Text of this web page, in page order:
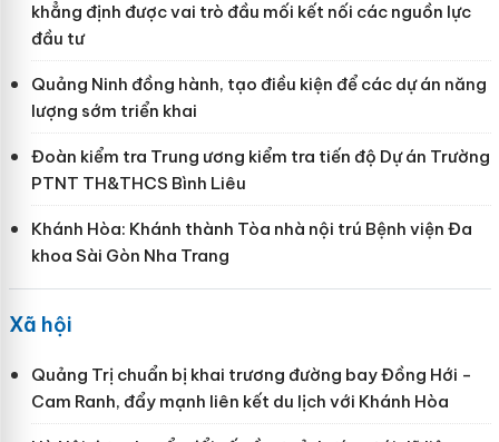
khẳng định được vai trò đầu mối kết nối các nguồn lực
đầu tư
Quảng Ninh đồng hành, tạo điều kiện để các dự án năng
lượng sớm triển khai
Đoàn kiểm tra Trung ương kiểm tra tiến độ Dự án Trường
PTNT TH&THCS Bình Liêu
Khánh Hòa: Khánh thành Tòa nhà nội trú Bệnh viện Đa
khoa Sài Gòn Nha Trang
Xã hội
Quảng Trị chuẩn bị khai trương đường bay Đồng Hới -
Cam Ranh, đẩy mạnh liên kết du lịch với Khánh Hòa